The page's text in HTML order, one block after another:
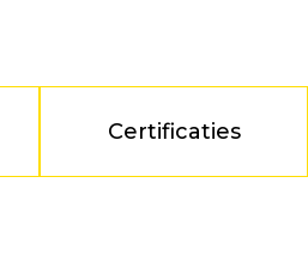
Certificaties